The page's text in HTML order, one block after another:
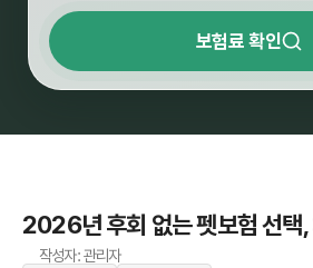
보험료 확인
2026년 후회 없는 펫보험 선택
작성자: 관리자